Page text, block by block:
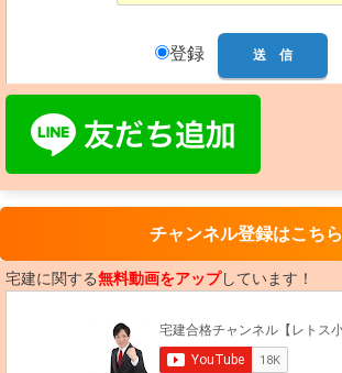
登録
チャンネル登録はこちら
宅建に関する無料動画をアップしています！